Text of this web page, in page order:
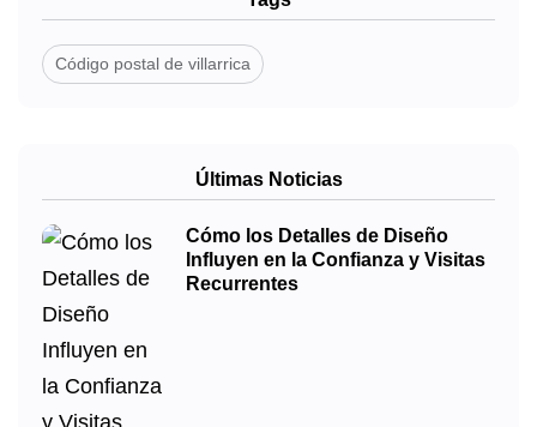
Código postal de villarrica
Últimas Noticias
Cómo los Detalles de Diseño
Influyen en la Confianza y Visitas
Recurrentes